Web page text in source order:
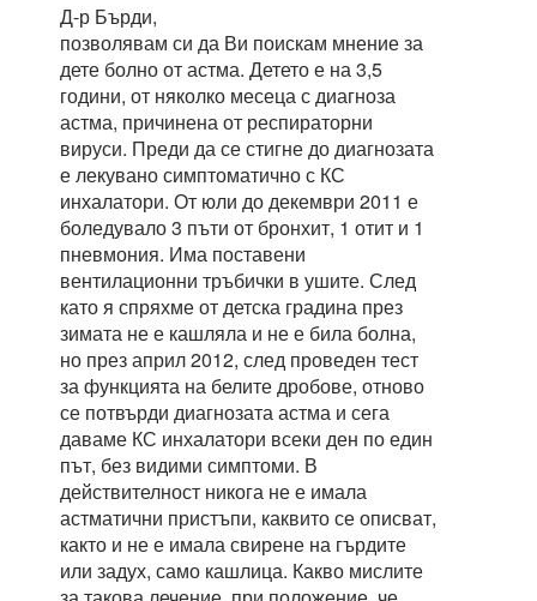
Д-р Бърди,
позволявам си да Ви поискам мнение за
дете болно от астма. Детето е на 3,5
години, от няколко месеца с диагноза
астма, причинена от респираторни
вируси. Преди да се стигне до диагнозата
е лекувано симптоматично с КС
инхалатори. От юли до декември 2011 е
боледувало 3 пъти от бронхит, 1 отит и 1
пневмония. Има поставени
вентилационни тръбички в ушите. След
като я спряхме от детска градина през
зимата не е кашляла и не е била болна,
но през април 2012, след проведен тест
за функцията на белите дробове, отново
се потвърди диагнозата астма и сега
даваме КС инхалатори всеки ден по един
път, без видими симптоми. В
действителност никога не е имала
астматични пристъпи, каквито се описват,
както и не е имала свирене на гърдите
или задух, само кашлица. Какво мислите